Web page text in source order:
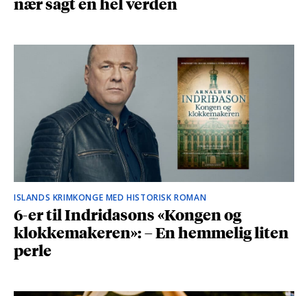
ISLANDS KRIMKONGE MED HISTORISK ROMAN
6-er til Indridasons «Kongen og
klokkemakeren»: – En hemmelig liten
perle